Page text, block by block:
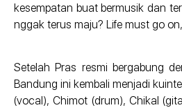
kesempatan buat bermusik dan
nggak terus maju? Life must go
Setelah Pras resmi bergabung
Bandung ini kembali menjadi
(vocal), Chimot (drum), Chikal